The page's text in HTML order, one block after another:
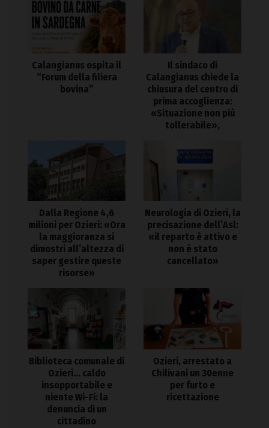
Calangianus ospita il
“Forum della filiera
bovina”
Il sindaco di
Calangianus chiede la
chiusura del centro di
prima accoglienza:
«Situazione non più
tollerabile»,
Dalla Regione 4,6
milioni per Ozieri: «Ora
la maggioranza si
dimostri all’altezza di
saper gestire queste
risorse»
Neurologia di Ozieri, la
precisazione dell’Asl:
«il reparto è attivo e
non è stato
cancellato»
Biblioteca comunale di
Ozieri… caldo
insopportabile e
niente Wi-Fi: la
denuncia di un
cittadino
Ozieri, arrestato a
Chilivani un 30enne
per furto e
ricettazione